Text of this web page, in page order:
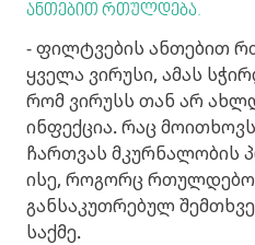
ანთებით რთულდება.
- ფილტვების ანთებით
ყველა ვირუსი, ამას
რომ ვირუსს თან არ
ინფექცია. რაც
ჩართვას მკურნალობის
ისე, როგორც
განსაკუთრებულ
საქმე.